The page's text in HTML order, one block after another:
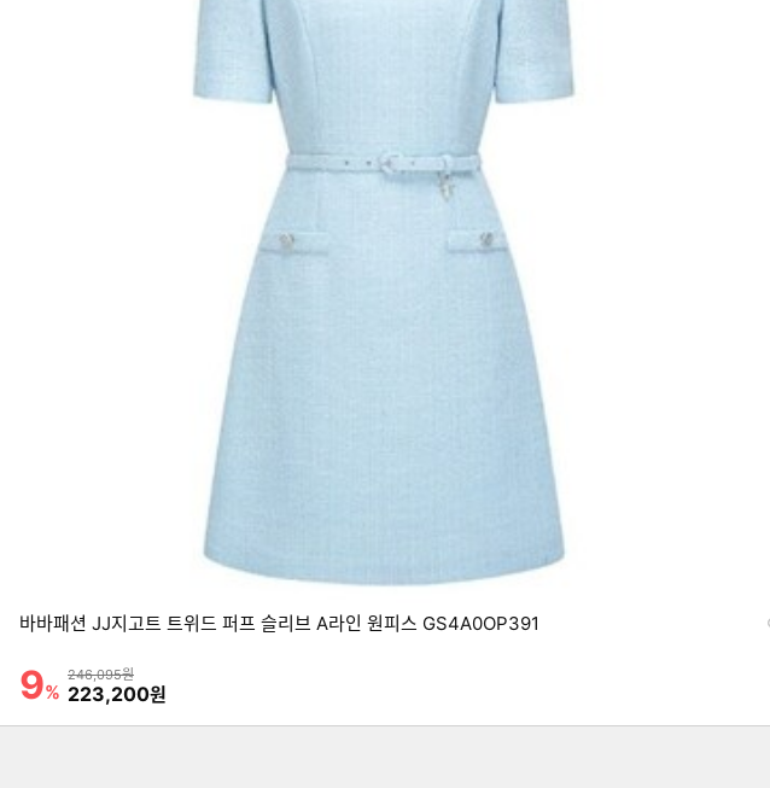
바바패션 JJ지고트 트위드 퍼프 슬리브 A라인 원피스 GS4A0OP391
할인률
9%
상품금액
246,095원
할인금액
223,200원